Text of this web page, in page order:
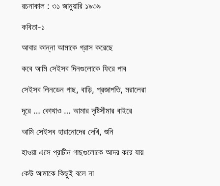
রচনাকাল : ৩১ জানুয়ারি ১৯৩৯
কবিতা-১
আবার কান্না আমাকে গ্রাস করেছে
কবে আমি সেইসব দিনগুলোকে ফিরে পাব
সেইসব লিনডেন গাছ, বাড়ি, প্রজাপতি, মরালেরা
দূরে … কোথাও … আমার দৃষ্টিসীমার বাইরে
আমি সেইসব হারানোদের দেখি, শুনি
হাওয়া এসে প্রাচীন গাছগুলোকে আদর করে যায়
কেউ আমাকে কিছুই বলে না